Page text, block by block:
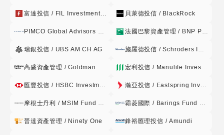
保管機構辦理交割。 4.經理公司依前項規定委託證券經紀商交
易時,得委託與經理公司、基金保管機構有利害關係並具 有證
經紀商之佣金不得高於一般 證券經紀商。 5.經理公司運用本基
金為公債、公司債或金融債券投資,應以現款現貨交易為之,指
生自股價指數、股票、存託憑證、指數股票型基金(ETF)之期
貨、選擇權或期貨選擇權等證券相關商品之交易,但須符合金管
品交易應行注意事項」及其他金管會之相關規定。
富達投信 / FIL Investment Management 貝萊德投信 / BlackRock
PIMCO Global Advisors Limited 法國巴黎資產管理 / BNP Paribas
瑞銀投信 / UBS AM CH AG 施羅德投信 / Schroders Investment Management
高盛資產管理 / Goldman Sachs 宏利投信 / Manulife Investment Management
匯豐投信 / HSBC Investment Funds 瀚亞投信 / Eastspring Investments
摩根士丹利 / MSIM Fund Management 霸菱國際 / Barings Fund Managers
晉達資產管理 / Ninety One 鋒裕匯理投信 / Amundi